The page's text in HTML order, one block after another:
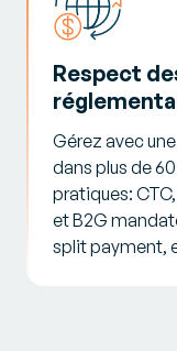
Respect
Gérez avec
dans plus de
pratiques:
et B2G
split payment,